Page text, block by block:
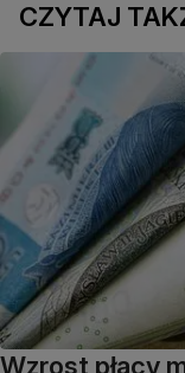
CZYTAJ
Wzrost płacy